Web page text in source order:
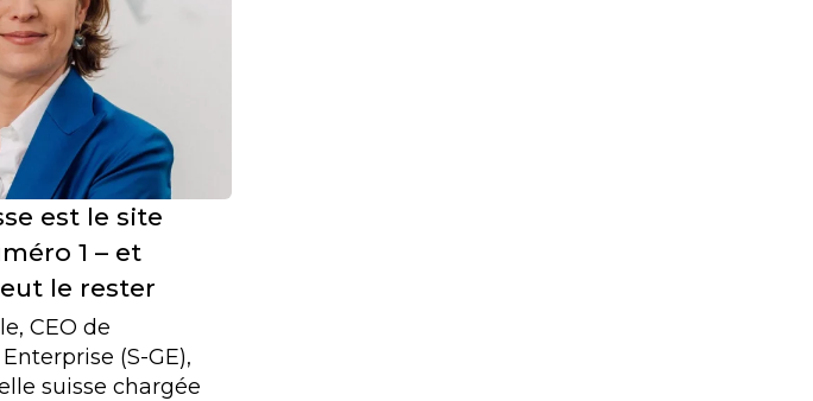
est le site
1 – et
le rester
CEO de
(S-GE),
suisse chargée